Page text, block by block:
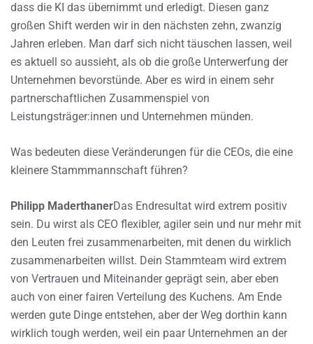
dass die KI das übernimmt und erledigt. Diesen ganz
großen Shift werden wir in den nächsten zehn, zwanzig
Jahren erleben. Man darf sich nicht täuschen lassen, weil
es aktuell so aussieht, als ob die große Unterwerfung der
Unternehmen bevorstünde. Aber es wird in einem sehr
partnerschaftlichen Zusammenspiel von
Leistungsträger:innen und Unternehmen münden.
Was bedeuten diese Veränderungen für die CEOs, die eine
kleinere Stammmannschaft führen?
Philipp MaderthanerDas Endresultat wird extrem positiv
sein. Du wirst als CEO flexibler, agiler sein und nur mehr mit
den Leuten frei zusammenarbeiten, mit denen du wirklich
zusammenarbeiten willst. Dein Stammteam wird extrem
von Vertrauen und Miteinander geprägt sein, aber eben
auch von einer fairen Verteilung des Kuchens. Am Ende
werden gute Dinge entstehen, aber der Weg dorthin kann
wirklich tough werden, weil ein paar Unternehmen an der